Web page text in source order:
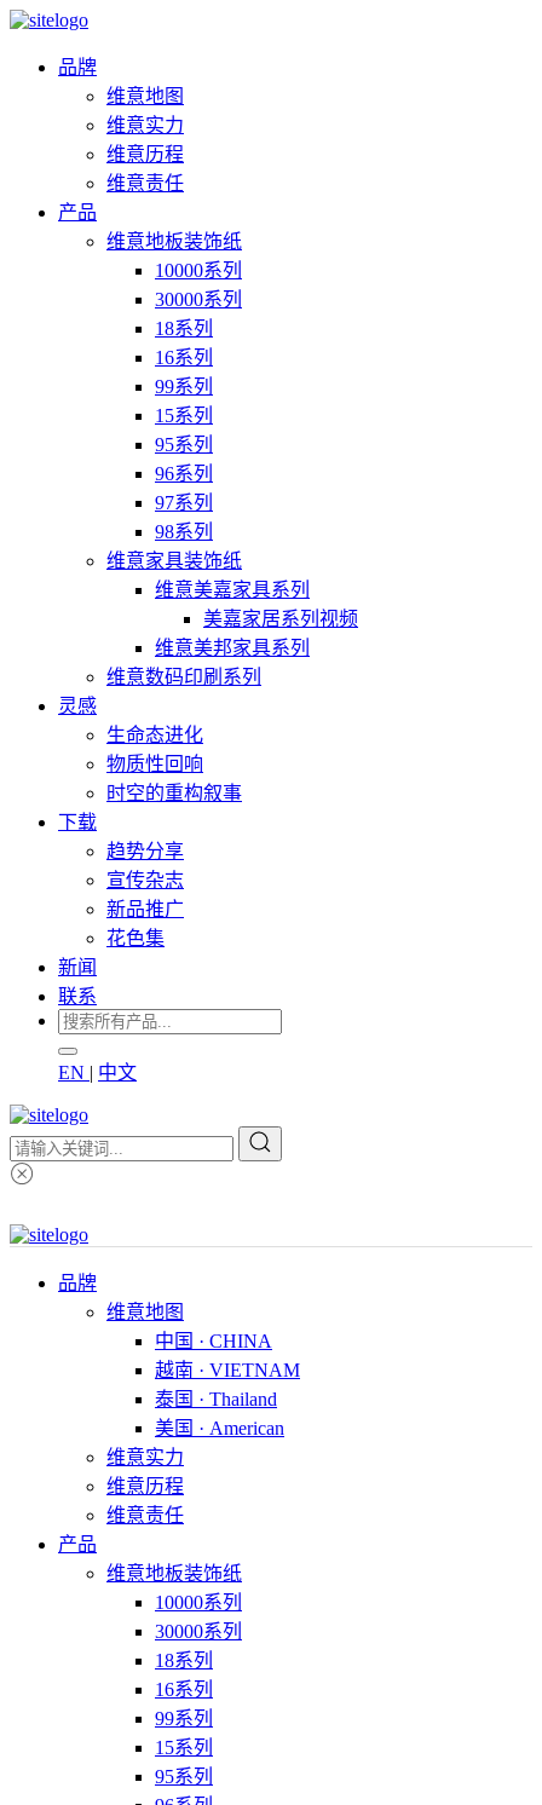
品牌
维意地图
维意实力
维意历程
维意责任
产品
维意地板装饰纸
10000系列
30000系列
18系列
16系列
99系列
15系列
95系列
96系列
97系列
98系列
维意家具装饰纸
维意美嘉家具系列
美嘉家居系列视频
维意美邦家具系列
维意数码印刷系列
灵感
生命态进化
物质性回响
时空的重构叙事
下载
趋势分享
宣传杂志
新品推广
花色集
新闻
联系
EN | 中文
品牌
维意地图
中国 · CHINA
越南 · VIETNAM
泰国 · Thailand
美国 · American
维意实力
维意历程
维意责任
产品
维意地板装饰纸
10000系列
30000系列
18系列
16系列
99系列
15系列
95系列